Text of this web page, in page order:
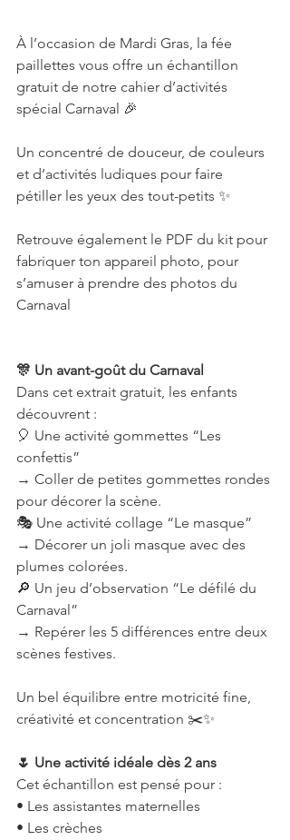
À l’occasion de Mardi Gras, la fée
paillettes vous offre un échantillon
gratuit de notre cahier d’activités
spécial Carnaval 🎉
Un concentré de douceur, de couleurs
et d’activités ludiques pour faire
pétiller les yeux des tout-petits ✨
Retrouve également le PDF du kit pour
fabriquer ton appareil photo, pour
s’amuser à prendre des photos du
Carnaval
🎊 Un avant-goût du Carnaval
Dans cet extrait gratuit, les enfants
découvrent :
🎈 Une activité gommettes “Les
confettis”
→ Coller de petites gommettes rondes
pour décorer la scène.
🎭 Une activité collage “Le masque”
→ Décorer un joli masque avec des
plumes colorées.
🔎 Un jeu d’observation “Le défilé du
Carnaval”
→ Repérer les 5 différences entre deux
scènes festives.
Un bel équilibre entre motricité fine,
créativité et concentration ✂️✨
🌷 Une activité idéale dès 2 ans
Cet échantillon est pensé pour :
• Les assistantes maternelles
• Les crèches